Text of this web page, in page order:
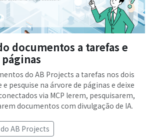
documentos a tarefas e
do AB Projects a tarefas nos dois
pesquise na árvore de páginas e deixe
via MCP lerem, pesquisarem,
documentos com divulgação de IA.
AB Projects